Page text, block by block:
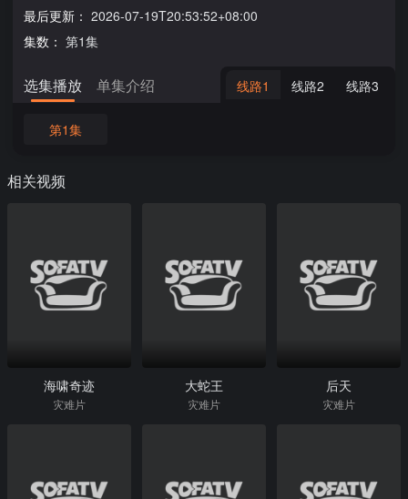
最后更新： 2026-07-19T20:53:52+08:00
集数： 第1集
选集播放 单集介绍 线路1 线路2 线路3
第1集
相关视频
海啸奇迹
灾难片
大蛇王
灾难片
后天
灾难片